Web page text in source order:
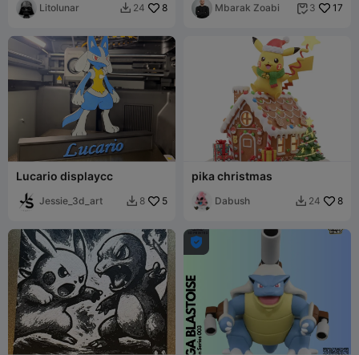
Litolunar  24 8 Mbarak Zoabi  3 17
Lucario displaycc
Jessie_3d_art  8 5
pika christmas
Dabush  24 8
